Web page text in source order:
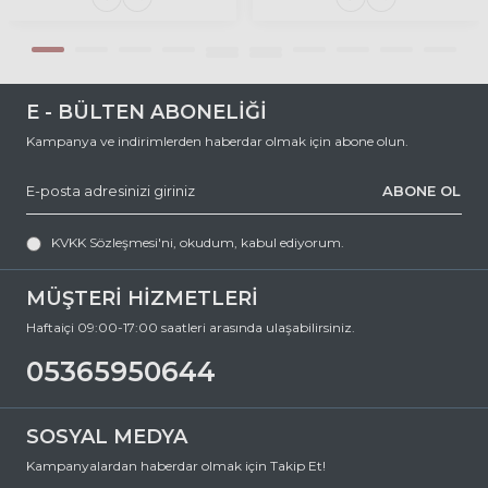
Cam Rengi
Degrade Hayır
Polarize Hayır
Ayna
Fotokromik
MÜŞTERİ HİZMETLERİ
Haftaiçi 09:00-17:00 saatleri arasında ulaşabilirsiniz.
05365950644
E - BÜLTEN ABONELİĞİ
Kampanya ve indirimlerden haberdar olmak için abone olun.
ABONE OL
KVKK Sözleşmesi'ni , okudum, kabul ediyorum.
SOSYAL MEDYA
Kampanyalardan haberdar olmak için Takip Et!